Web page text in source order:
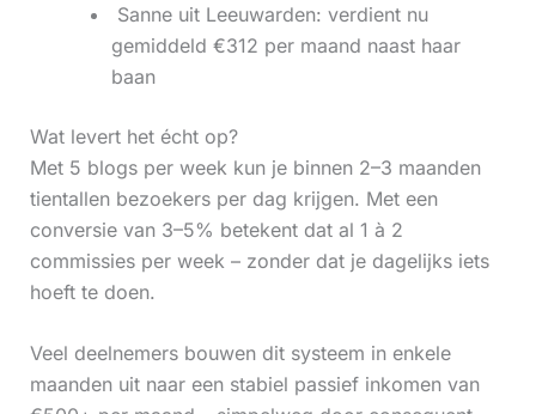
‍ Sanne uit Leeuwarden: verdient nu
gemiddeld €312 per maand naast haar
baan
Wat levert het écht op?
Met 5 blogs per week kun je binnen 2–3 maanden
tientallen bezoekers per dag krijgen. Met een
conversie van 3–5% betekent dat al 1 à 2
commissies per week – zonder dat je dagelijks iets
hoeft te doen.
Veel deelnemers bouwen dit systeem in enkele
maanden uit naar een stabiel passief inkomen van